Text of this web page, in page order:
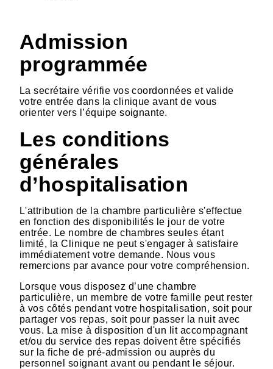
Admission
programmée
La secrétaire vérifie vos coordonnées et valide
votre entrée dans la clinique avant de vous
orienter vers l’équipe soignante.
Les conditions
générales
d’hospitalisation
L'attribution de la chambre particulière s'effectue
en fonction des disponibilités le jour de votre
entrée. Le nombre de chambres seules étant
limité, la Clinique ne peut s'engager à satisfaire
immédiatement votre demande. Nous vous
remercions par avance pour votre compréhension.
Lorsque vous disposez d’une chambre
particulière, un membre de votre famille peut rester
à vos côtés pendant votre hospitalisation, soit pour
partager vos repas, soit pour passer la nuit avec
vous. La mise à disposition d'un lit accompagnant
et/ou du service des repas doivent être spécifiés
sur la fiche de pré-admission ou auprès du
personnel soignant avant ou pendant le séjour.